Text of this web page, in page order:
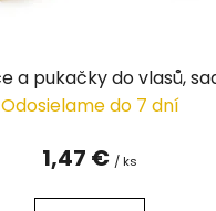
a pukačky do vlasů,
Odosielame do 7 dní
1,47 € / ks